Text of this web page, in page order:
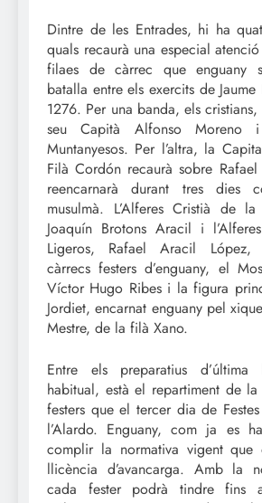
Dintre de les Entrades, hi ha
quals recaurà una especial
filaes de càrrec que enguany
batalla entre els exercits de
1276. Per una banda, els
seu Capità Alfonso
Muntanyesos. Per l’altra, la
Filà Cordón recaurà sobre Rafael
reencarnarà durant tres dies
musulmà. L’Alferes Cristià de
Joaquín Brotons Aracil i
Ligeros, Rafael Aracil López,
càrrecs festers d’enguany, el
Víctor Hugo Ribes i la figura
Jordiet, encarnat enguany pel
Mestre, de la filà Xano.
Entre els preparatius
habitual, està el repartiment de
festers que el tercer dia de
l’Alardo. Enguany, com ja es
complir la normativa vigent
llicència d’avancarga. Amb la
cada fester podrà tindre